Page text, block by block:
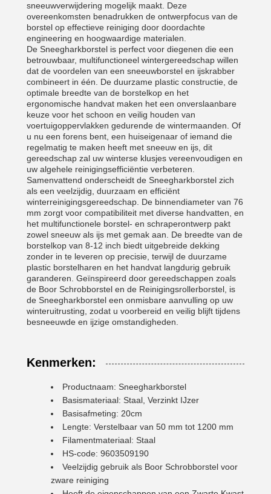
sneeuwverwijdering mogelijk maakt. Deze
overeenkomsten benadrukken de ontwerpfocus van de
borstel op effectieve reiniging door doordachte
engineering en hoogwaardige materialen.
De Sneegharkborstel is perfect voor diegenen die een
betrouwbaar, multifunctioneel wintergereedschap willen
dat de voordelen van een sneeuwborstel en ijskrabber
combineert in één. De duurzame plastic constructie, de
optimale breedte van de borstelkop en het
ergonomische handvat maken het een onverslaanbare
keuze voor het schoon en veilig houden van
voertuigoppervlakken gedurende de wintermaanden. Of
u nu een forens bent, een huiseigenaar of iemand die
regelmatig te maken heeft met sneeuw en ijs, dit
gereedschap zal uw winterse klusjes vereenvoudigen en
uw algehele reinigingsefficiëntie verbeteren.
Samenvattend onderscheidt de Sneegharkborstel zich
als een veelzijdig, duurzaam en efficiënt
winterreinigingsgereedschap. De binnendiameter van 76
mm zorgt voor compatibiliteit met diverse handvatten, en
het multifunctionele borstel- en schraperontwerp pakt
zowel sneeuw als ijs met gemak aan. De breedte van de
borstelkop van 8-12 inch biedt uitgebreide dekking
zonder in te leveren op precisie, terwijl de duurzame
plastic borstelharen en het handvat langdurig gebruik
garanderen. Geïnspireerd door gereedschappen zoals
de Boor Schrobborstel en de Reinigingsrollerborstel, is
de Sneegharkborstel een onmisbare aanvulling op uw
winteruitrusting, zodat u voorbereid en veilig blijft tijdens
besneeuwde en ijzige omstandigheden.
Kenmerken:
Productnaam: Sneegharkborstel
Basismateriaal: Staal, Verzinkt IJzer
Basisafmeting: 20cm
Lengte: Verstelbaar van 50 mm tot 1200 mm
Filamentmateriaal: Staal
HS-code: 9603509190
Veelzijdig gebruik als Boor Schrobborstel voor
zware reiniging